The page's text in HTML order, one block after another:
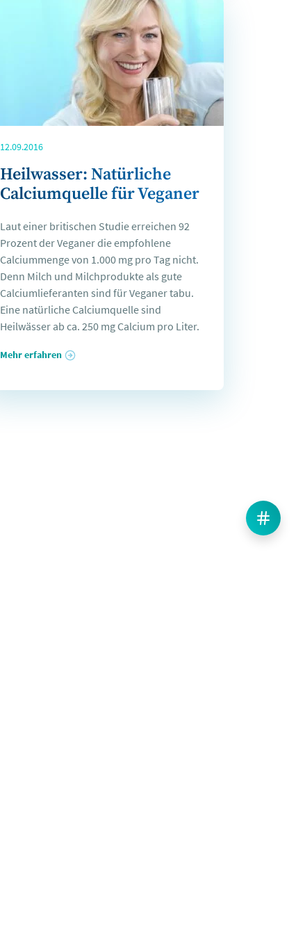
12.09.2016
Heilwasser: Natürliche
Calciumquelle für Veganer
Laut einer britischen Studie erreichen 92
Prozent der Veganer die empfohlene
Calciummenge von 1.000 mg pro Tag nicht.
Denn Milch und Milchprodukte als gute
Calciumlieferanten sind für Veganer tabu.
Eine natürliche Calciumquelle sind
Heilwässer ab ca. 250 mg Calcium pro Liter.
Mehr erfahren